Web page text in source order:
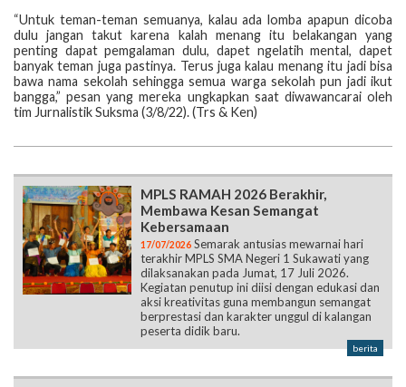
“Untuk teman-teman semuanya, kalau ada lomba apapun dicoba
dulu jangan takut karena kalah menang itu belakangan yang
penting dapat pemgalaman dulu, dapet ngelatih mental, dapet
banyak teman juga pastinya. Terus juga kalau menang itu jadi bisa
bawa nama sekolah sehingga semua warga sekolah pun jadi ikut
bangga,” pesan yang mereka ungkapkan saat diwawancarai oleh
tim Jurnalistik Suksma (3/8/22). (Trs & Ken)
MPLS RAMAH 2026 Berakhir,
Membawa Kesan Semangat
Kebersamaan
17/07/2026 Semarak antusias mewarnai hari
terakhir MPLS SMA Negeri 1 Sukawati yang
dilaksanakan pada Jumat, 17 Juli 2026.
Kegiatan penutup ini diisi dengan edukasi dan
aksi kreativitas guna membangun semangat
berprestasi dan karakter unggul di kalangan
peserta didik baru.
berita